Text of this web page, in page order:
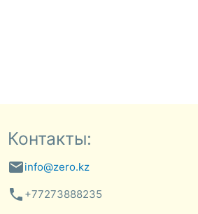
Контакты:
emailinfo@zero.kz
phone +77273888235